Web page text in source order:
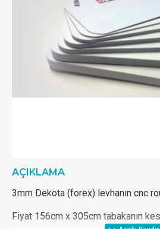
AÇIKLAMA
3mm Dekota (forex) levhanın cnc
Fiyat 156cm x 305cm tabakanın